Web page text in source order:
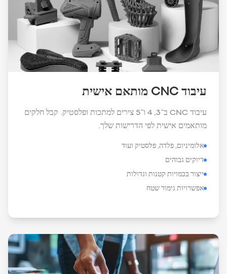
עיבוד CNC מותאם אישית
עיבוד CNC ב־3, 4 ו־5 צירים למתכות ופלסטיק. קבל חלקים
מותאמים אישית לפי הדרישות שלך.
אלומיניום, פלדה, פלסטיק ועוד
דיוקים גבוהים
ייצור בכמויות קטנות וגדולות
אפשרויות גימור שטח